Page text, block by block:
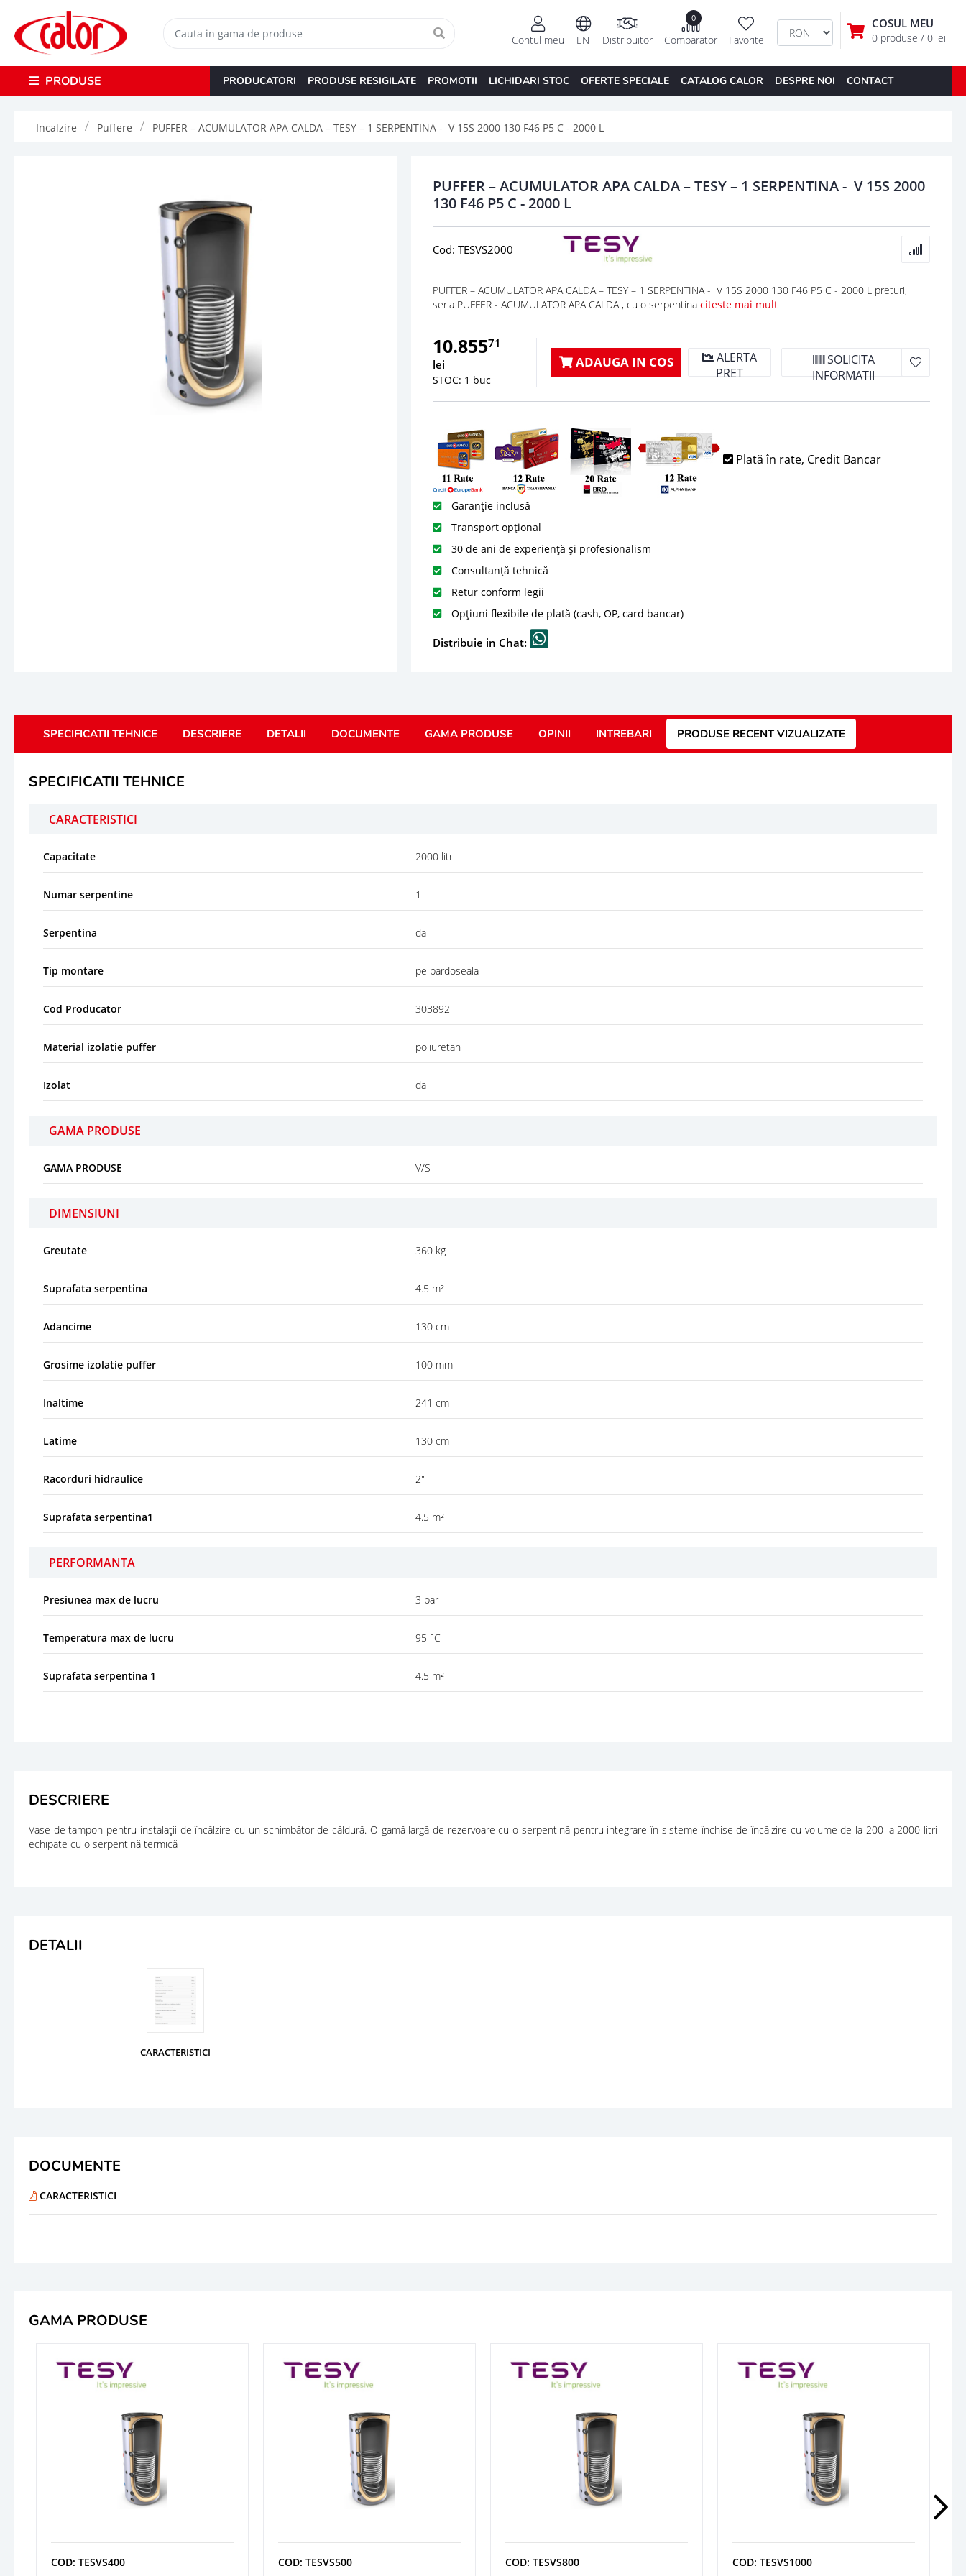
COSUL MEU
0 produse / 0 lei
Favorite
0
Comparator
Distribuitor
EN
Contul meu
PRODUSE PRODUCATORI PRODUSE RESIGILATE PROMOTII LICHIDARI STOC OFERTE SPECIALE CATALOG CALOR DESPRE NOI CONTACT
Incalzire Puffere PUFFER – ACUMULATOR APA CALDA – TESY – 1 SERPENTINA - V 15S 2000 130 F46 P5 C - 2000 L
PUFFER – ACUMULATOR APA CALDA – TESY – 1 SERPENTINA - V 15S 2000
130 F46 P5 C - 2000 L
Cod: TESVS2000
PUFFER – ACUMULATOR APA CALDA – TESY – 1 SERPENTINA - V 15S 2000 130 F46 P5 C - 2000 L preturi,
seria PUFFER - ACUMULATOR APA CALDA , cu o serpentina citeste mai mult
10.85571
lei
STOC: 1 buc
ADAUGA IN COS
ALERTA
PRET
SOLICITA
INFORMATII
Plată în rate, Credit Bancar
Garanție inclusă
Transport opțional
30 de ani de experiență și profesionalism
Consultanță tehnică
Retur conform legii
Opțiuni flexibile de plată (cash, OP, card bancar)
Distribuie in Chat:
SPECIFICATII TEHNICE DESCRIERE DETALII DOCUMENTE GAMA PRODUSE OPINII INTREBARI PRODUSE RECENT VIZUALIZATE
SPECIFICATII TEHNICE
CARACTERISTICI
Capacitate 2000 litri
Numar serpentine 1
Serpentina da
Tip montare pe pardoseala
Cod Producator 303892
Material izolatie puffer poliuretan
Izolat da
GAMA PRODUSE
GAMA PRODUSE V/S
DIMENSIUNI
Greutate 360 kg
Suprafata serpentina 4.5 m²
Adancime 130 cm
Grosime izolatie puffer 100 mm
Inaltime 241 cm
Latime 130 cm
Racorduri hidraulice 2"
Suprafata serpentina1 4.5 m²
PERFORMANTA
Presiunea max de lucru 3 bar
Temperatura max de lucru 95 °C
Suprafata serpentina 1 4.5 m²
DESCRIERE
Vase de tampon pentru instalaţii de încălzire cu un schimbător de căldură. O gamă largă de rezervoare cu o serpentină pentru integrare în sisteme închise de încălzire cu volume de la 200 la 2000 litri
echipate cu o serpentină termică
DETALII
CARACTERISTICI
DOCUMENTE
CARACTERISTICI
GAMA PRODUSE
COD: TESVS400 COD: TESVS500 COD: TESVS800 COD: TESVS1000